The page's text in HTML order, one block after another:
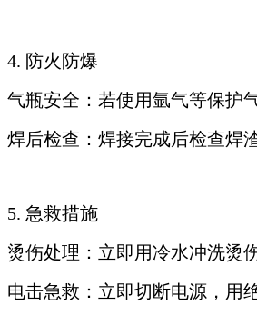
4. 防火防爆
气瓶安全：若使用氩气等保护
焊后检查：焊接完成后检查焊
5. 急救措施
烫伤处理：立即用冷水冲洗烫
电击急救：立即切断电源，用